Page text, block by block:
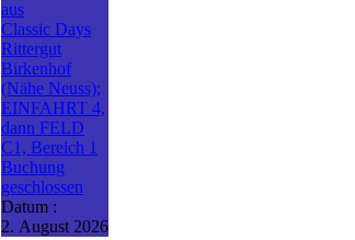
aus
Classic Days
Rittergut
Birkenhof
(Nähe Neuss);
EINFAHRT 4,
dann FELD
C1, Bereich 1
Buchung
geschlossen
Datum :
2. August 2026